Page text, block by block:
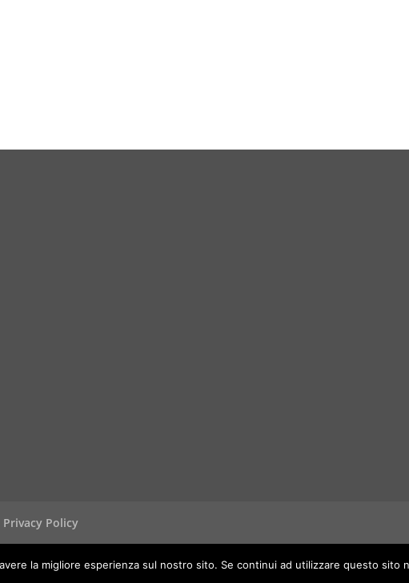
Privacy Policy
la migliore esperienza sul nostro sito. Se continui ad utilizzare questo sito